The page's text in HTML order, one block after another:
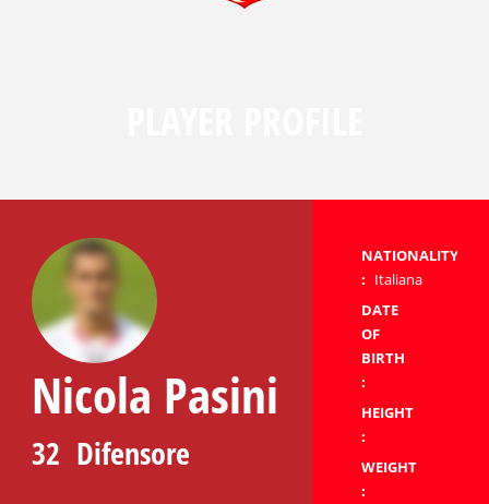
Nicola Pasini
32 Difensore
NATIONALITY
: Italiana
DATE
OF
BIRTH
:
HEIGHT
:
WEIGHT
: